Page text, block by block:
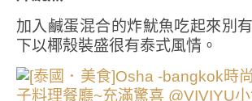
加入鹹蛋混合的炸魷魚吃起來別
下以椰殼裝盛很有泰式風情。